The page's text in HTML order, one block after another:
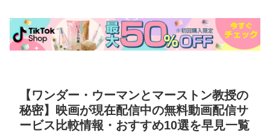
【ワンダー・ウーマンとマーストン教授の
秘密】映画が現在配信中の無料動画配信サ
ービス比較情報・おすすめ10選を早見一覧